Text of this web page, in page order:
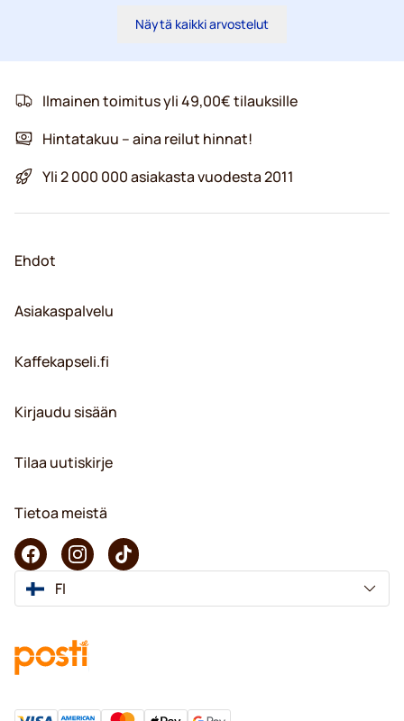
Näytä kaikki arvostelut
Ilmainen toimitus yli 49,00€ tilauksille
Hintatakuu – aina reilut hinnat!
Yli 2 000 000 asiakasta vuodesta 2011
Ehdot
Asiakaspalvelu
Kaffekapseli.fi
Kirjaudu sisään
Tilaa uutiskirje
Tietoa meistä
FI